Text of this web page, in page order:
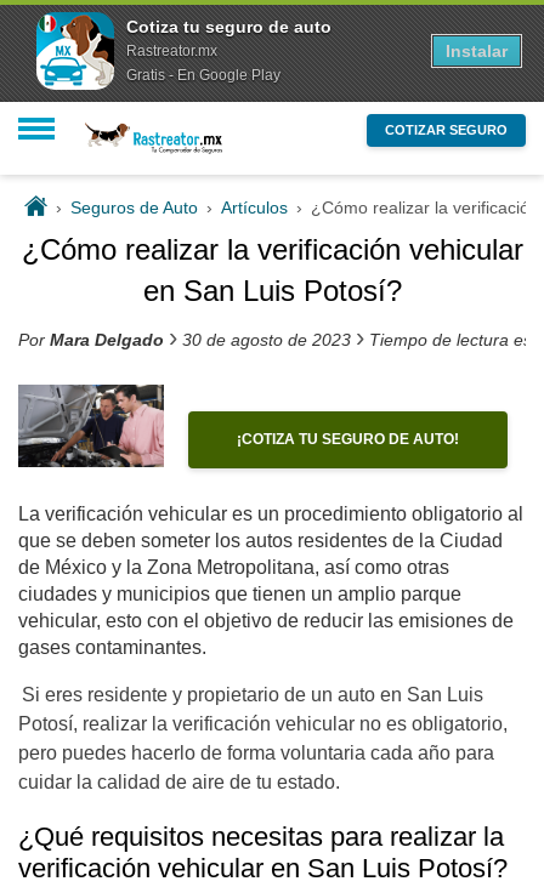
COTIZAR SEGURO
› Seguros de Auto › Artículos › ¿Cómo realizar la
¿Cómo realizar la verificación vehicular
en San Luis Potosí?
Por Mara Delgado › 30 de agosto de 2023 › Tiempo de lectura
¡COTIZA TU SEGURO DE AUTO!
La verificación vehicular es un procedimiento obligatorio al
que se deben someter los autos residentes de la Ciudad
de México y la Zona Metropolitana, así como otras
ciudades y municipios que tienen un amplio parque
vehicular, esto con el objetivo de reducir las emisiones de
gases contaminantes.
Si eres residente y propietario de un auto en San Luis
Potosí, realizar la verificación vehicular no es obligatorio,
pero puedes hacerlo de forma voluntaria cada año para
cuidar la calidad de aire de tu estado.
¿Qué requisitos necesitas para realizar la
verificación vehicular en San Luis Potosí?
Cotiza tu seguro de auto
Rastreator.mx
Gratis - En Google Play
Instalar